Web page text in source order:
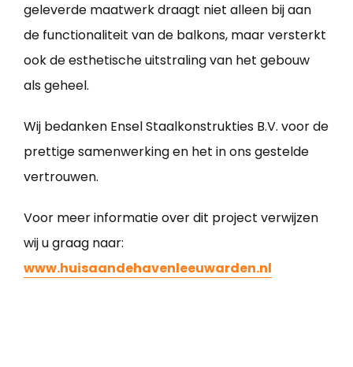
geleverde maatwerk draagt niet alleen bij aan
de functionaliteit van de balkons, maar versterkt
ook de esthetische uitstraling van het gebouw
als geheel.
Wij bedanken Ensel Staalkonstrukties B.V. voor de
prettige samenwerking en het in ons gestelde
vertrouwen.
Voor meer informatie over dit project verwijzen
wij u graag naar:
www.huisaandehavenleeuwarden.nl